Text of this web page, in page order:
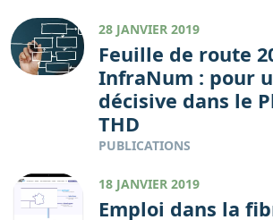
28 JANVIER 2019
Feuille de route
InfraNum : pour
décisive dans le
THD
PUBLICATIONS
18 JANVIER 2019
Emploi dans la